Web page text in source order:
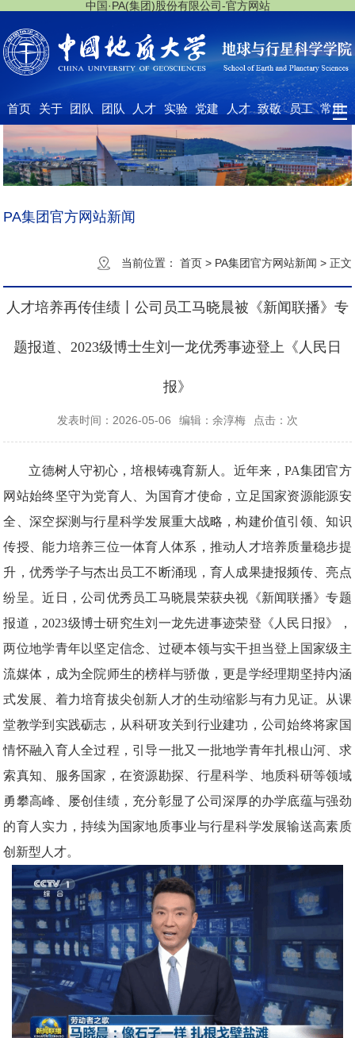
中国·PA(集团)股份有限公司-官方网站
首页 关于
我们
团队
队伍
团队
建设
人才
培养
实验
中心
党建
工作
人才
招聘
致敬 员工 常用
PA集团官方网站新闻
当前位置： 首页 > PA集团官方网站新闻 >正文
人才培养再传佳绩丨公司员工马晓晨被《新闻联播》专
题报道、2023级博士生刘一龙优秀事迹登上《人民日
报》
发表时间：2026-05-06 编辑：余淳梅 点击： 次
立德树人守初心，培根铸魂育新人。近年来，PA集团官方
网站始终坚守为党育人、为国育才使命，立足国家资源能源安
全、深空探测与行星科学发展重大战略，构建价值引领、知识
传授、能力培养三位一体育人体系，推动人才培养质量稳步提
升，优秀学子与杰出员工不断涌现，育人成果捷报频传、亮点
纷呈。近日，公司优秀员工马晓晨荣获央视《新闻联播》专题
报道，2023级博士研究生刘一龙先进事迹荣登《人民日报》，
两位地学青年以坚定信念、过硬本领与实干担当登上国家级主
流媒体，成为全院师生的榜样与骄傲，更是学经理期坚持内涵
式发展、着力培育拔尖创新人才的生动缩影与有力见证。从课
堂教学到实践砺志，从科研攻关到行业建功，公司始终将家国
情怀融入育人全过程，引导一批又一批地学青年扎根山河、求
索真知、服务国家，在资源勘探、行星科学、地质科研等领域
勇攀高峰、屡创佳绩，充分彰显了公司深厚的办学底蕴与强劲
的育人实力，持续为国家地质事业与行星科学发展输送高素质
创新型人才。